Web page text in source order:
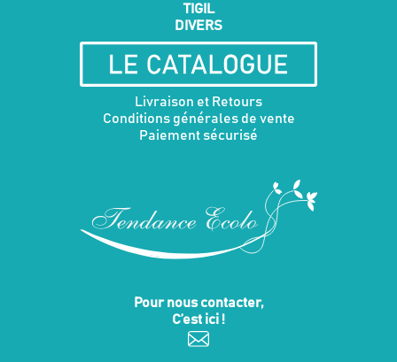
TIGIL
DIVERS
Livraison et Retours
Conditions générales de vente
Paiement sécurisé
Pour nous contacter,
C’est ici !